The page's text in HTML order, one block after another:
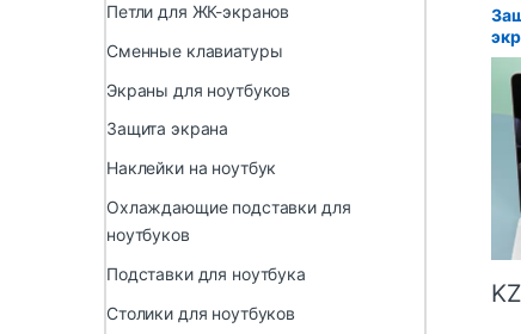
15
Петли для ЖК-экранов
Сменные клавиатуры
Экраны для ноутбуков
Защита экрана
Наклейки на ноутбук
Охлаждающие подставки для
ноутбуков
Подставки для ноутбука
Столики для ноутбуков